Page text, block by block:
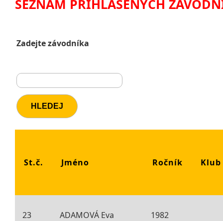
SEZNAM PŘIHLÁŠENÝCH
Zadejte závodníka
St.č. Jméno Ročník Klub
23 ADAMOVÁ Eva 1982